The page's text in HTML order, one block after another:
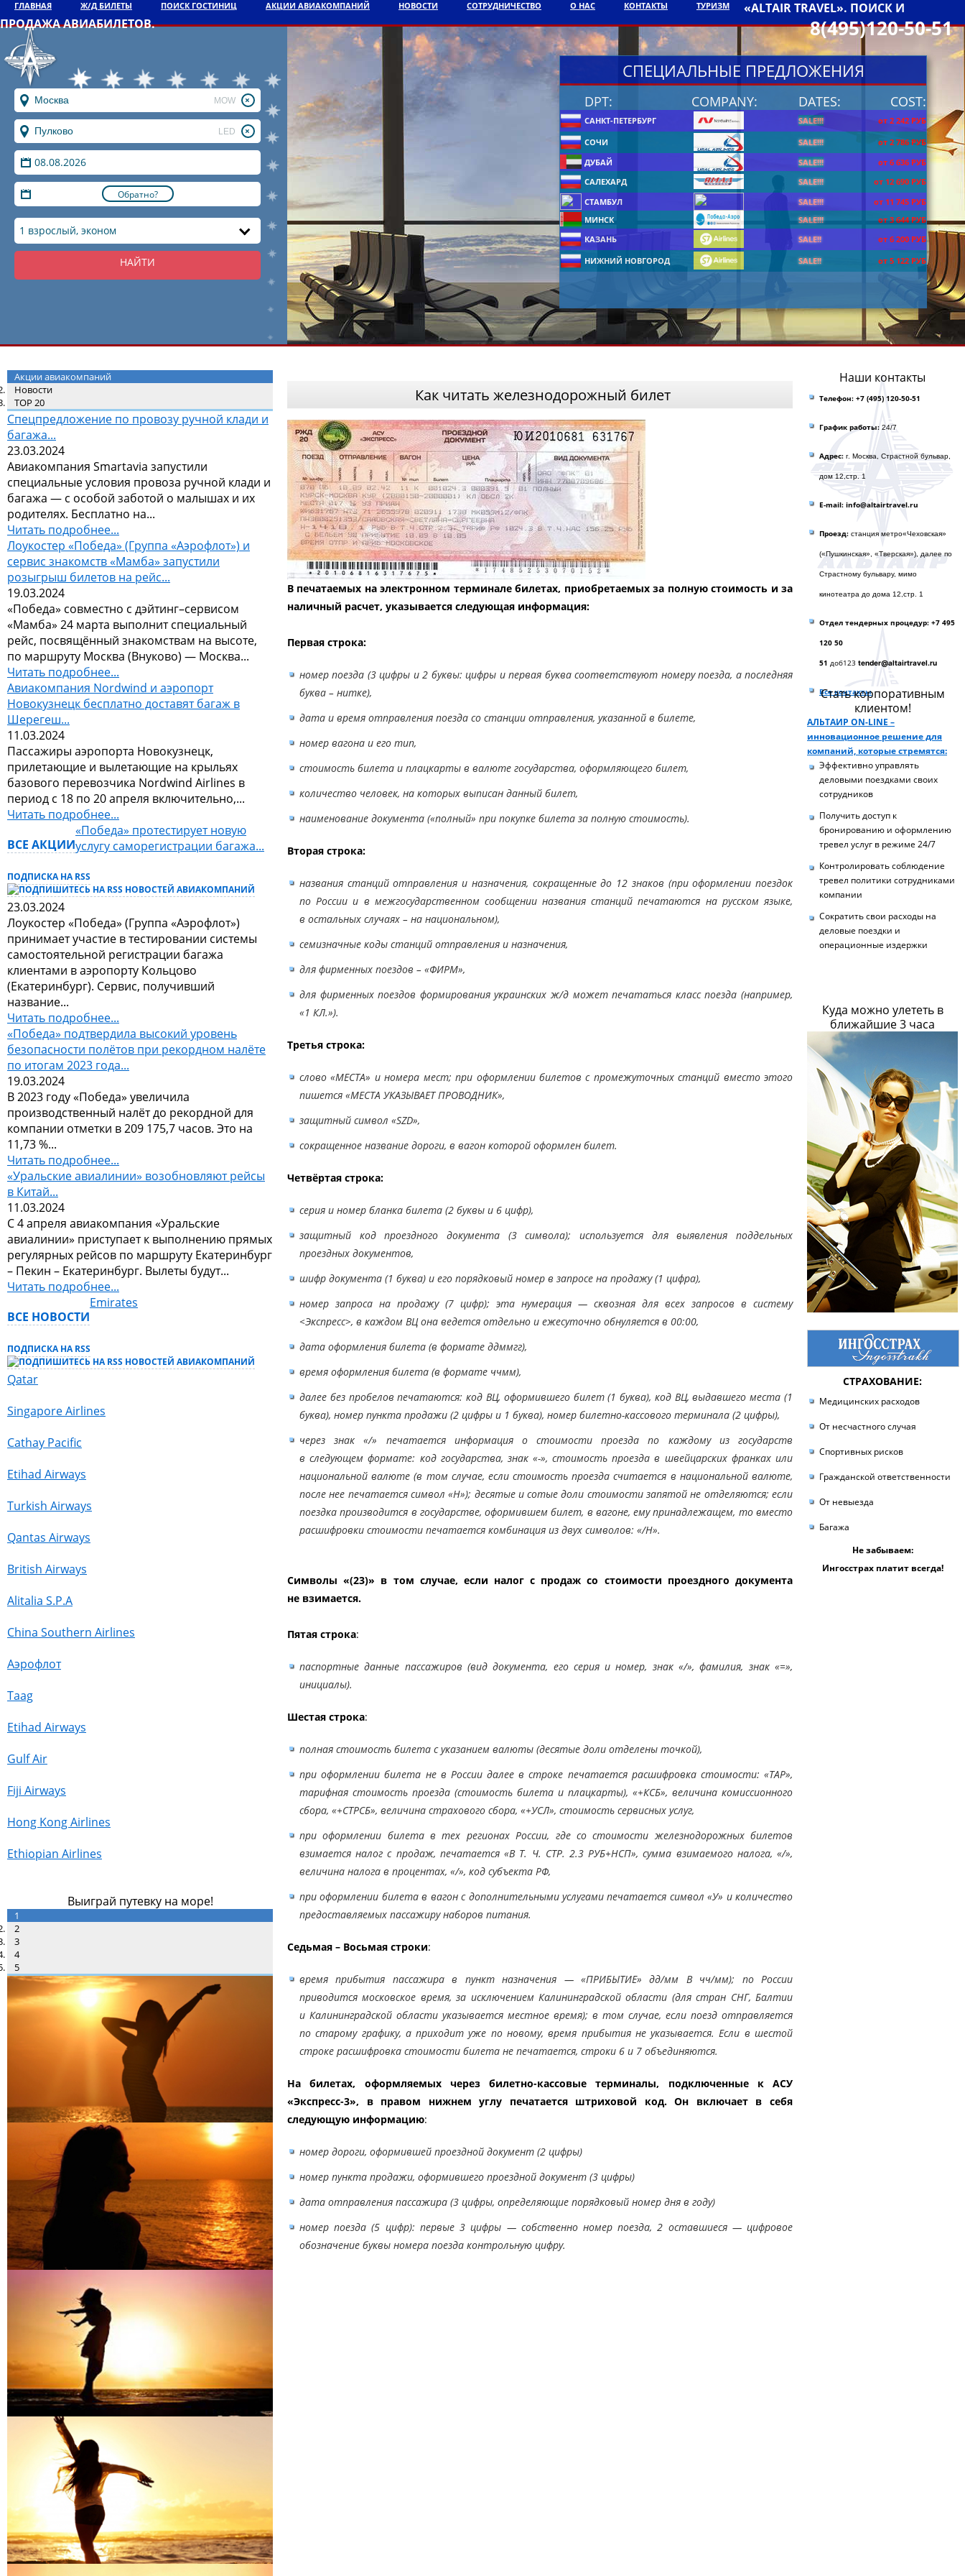
ГЛАВНАЯ Ж/Д БИЛЕТЫ ПОИСК ГОСТИНИЦ АКЦИИ АВИАКОМПАНИЙ НОВОСТИ СОТРУДНИЧЕСТВО О НАС КОНТАКТЫ ТУРИЗМ
«ALTAIR TRAVEL». ПОИСК И
ПРОДАЖА АВИАБИЛЕТОВ.
8(495)120-50-51
MOW
LED
Обратно?
1 взрослый, эконом
НАЙТИ
СПЕЦИАЛЬНЫЕ ПРЕДЛОЖЕНИЯ
DPT: COMPANY: DATES: COST:
САНКТ-ПЕТЕРБУРГ SALE!!!
от 2 242 РУБ
СОЧИ
SALE!!!
от 2 786 РУБ
ДУБАЙ
SALE!!!
от 6 636 РУБ
САЛЕХАРД
SALE!!!
от 12 690 РУБ
СТАМБУЛ
SALE!!!
от 11 745 РУБ
МИНСК
SALE!!!
от 3 644 РУБ
КАЗАНЬ
SALE!!
от 6 200 РУБ
НИЖНИЙ НОВГОРОД
SALE!! от 5 122 РУБ
Как читать железнодорожный билет
В печатаемых на электронном терминале билетах, приобретаемых за полную стоимость и за
наличный расчет, указывается следующая информация:
Первая строка:
номер поезда (3 цифры и 2 буквы: цифры и первая буква соответствуют номеру поезда, а последняя
буква – нитке),
дата и время отправления поезда со станции отправления, указанной в билете,
номер вагона и его тип,
стоимость билета и плацкарты в валюте государства, оформляющего билет,
количество человек, на которых выписан данный билет,
наименование документа («полный» при покупке билета за полную стоимость).
Вторая строка:
названия станций отправления и назначения, сокращенные до 12 знаков (при оформлении поездок
по России и в межгосударственном сообщении названия станций печатаются на русском языке,
в остальных случаях – на национальном),
семизначные коды станций отправления и назначения,
для фирменных поездов – «ФИРМ»,
для фирменных поездов формирования украинских ж/д может печататься класс поезда (например,
«1 КЛ.»).
Третья строка:
слово «МЕСТА» и номера мест; при оформлении билетов с промежуточных станций вместо этого
пишется «МЕСТА УКАЗЫВАЕТ ПРОВОДНИК»,
защитный символ «SZD»,
сокращенное название дороги, в вагон которой оформлен билет.
Четвёртая строка:
серия и номер бланка билета (2 буквы и 6 цифр),
защитный код проездного документа (3 символа); используется для выявления поддельных
проездных документов,
шифр документа (1 буква) и его порядковый номер в запросе на продажу (1 цифра),
номер запроса на продажу (7 цифр); эта нумерация — сквозная для всех запросов в систему
<Экспресс>, в каждом ВЦ она ведется отдельно и ежесуточно обнуляется в 00:00,
дата оформления билета (в формате ддммгг),
время оформления билета (в формате ччмм),
далее без пробелов печатаются: код ВЦ, оформившего билет (1 буква), код ВЦ, выдавшего места (1
буква), номер пункта продажи (2 цифры и 1 буква), номер билетно-кассового терминала (2 цифры),
через знак «/» печатается информация о стоимости проезда по каждому из государств
в следующем формате: код государства, знак «-», стоимость проезда в швейцарских франках или
национальной валюте (в том случае, если стоимость проезда считается в национальной валюте,
после нее печатается символ «Н»); десятые и сотые доли стоимости запятой не отделяются; если
поездка производится в государстве, оформившем билет, в вагоне, ему принадлежащем, то вместо
расшифровки стоимости печатается комбинация из двух символов: «/Н».
Символы «(23)» в том случае, если налог с продаж со стоимости проездного документа
не взимается.
Пятая строка:
паспортные данные пассажиров (вид документа, его серия и номер, знак «/», фамилия, знак «=»,
инициалы).
Шестая строка:
полная стоимость билета с указанием валюты (десятые доли отделены точкой),
при оформлении билета не в России далее в строке печатается расшифровка стоимости: «ТАР»,
тарифная стоимость проезда (стоимость билета и плацкарты), «+КСБ», величина комиссионного
сбора, «+СТРСБ», величина страхового сбора, «+УСЛ», стоимость сервисных услуг,
при оформлении билета в тех регионах России, где со стоимости железнодорожных билетов
взимается налог с продаж, печатается «В Т. Ч. СТР. 2.3 РУБ+НСП», сумма взимаемого налога, «/»,
величина налога в процентах, «/», код субъекта РФ,
при оформлении билета в вагон с дополнительными услугами печатается символ «У» и количество
предоставляемых пассажиру наборов питания.
Седьмая – Восьмая строки:
время прибытия пассажира в пункт назначения — «ПРИБЫТИЕ» дд/мм В чч/мм); по России
приводится московское время, за исключением Калининградской области (для стран СНГ, Балтии
и Калининградской области указывается местное время); в том случае, если поезд отправляется
по старому графику, а приходит уже по новому, время прибытия не указывается. Если в шестой
строке расшифровка стоимости билета не печатается, строки 6 и 7 объединяются.
На билетах, оформляемых через билетно-кассовые терминалы, подключенные к АСУ
«Экспресс-3», в правом нижнем углу печатается штриховой код. Он включает в себя
следующую информацию:
номер дороги, оформившей проездной документ (2 цифры)
номер пункта продажи, оформившего проездной документ (3 цифры)
дата отправления пассажира (3 цифры, определяющие порядковый номер дня в году)
номер поезда (5 цифр): первые 3 цифры — собственно номер поезда, 2 оставшиеся — цифровое
обозначение буквы номера поезда контрольную цифру.
Наши контакты
Телефон: +7 (495) 120-50-51
График работы: 24/7
Адрес: г. Москва, Страстной бульвар,
дом 12,стр. 1
E-mail: info@altairtravel.ru
Проезд: станция метро«Чеховская»
(«Пушкинская», «Тверская»), далее по
Страстному бульвару, мимо
кинотеатра до домa 12,стр. 1
Отдел тендерных процедур: +7 495
120 50
51 доб123 tender@altairtravel.ru
Все контакты
Стать корпоративным
клиентом!
АЛЬТАИР ON-LINE –
инновационное решение для
компаний, которые стремятся:
Эффективно управлять
деловыми поездками своих
сотрудников
Получить доступ к
бронированию и оформлению
тревел услуг в режиме 24/7
Контролировать соблюдение
тревел политики сотрудниками
компании
Сократить свои расходы на
деловые поездки и
операционные издержки
Куда можно улететь в
ближайшие 3 часа
СТРАХОВАНИЕ:
Медицинских расходов
От несчастного случая
Спортивных рисков
Гражданской ответственности
От невыезда
Багажа
Не забываем:
Ингосстрах платит всегда!
Акции авиакомпаний
Новости
TOP 20
Спецпредложение по провозу ручной клади и
багажа...
23.03.2024
Авиакомпания Smartavia запустили
специальные условия провоза ручной клади и
багажа — с особой заботой о малышах и их
родителях. Бесплатно на...
Читать подробнее...
Лоукостер «Победа» (Группа «Аэрофлот») и
сервис знакомств «Мамба» запустили
розыгрыш билетов на рейс...
19.03.2024
«Победа» совместно с дэйтинг–сервисом
«Мамба» 24 марта выполнит специальный
рейс, посвящённый знакомствам на высоте,
по маршруту Москва (Внуково) — Москва...
Читать подробнее...
Авиакомпания Nordwind и аэропорт
Новокузнецк бесплатно доставят багаж в
Шерегеш...
11.03.2024
Пассажиры аэропорта Новокузнецк,
прилетающие и вылетающие на крыльях
базового перевозчика Nordwind Airlines в
период с 18 по 20 апреля включительно,...
Читать подробнее...
ВСЕ АКЦИИ
ПОДПИСКА НА RSS
«Победа» протестирует новую
услугу саморегистрации багажа...
23.03.2024
Лоукостер «Победа» (Группа «Аэрофлот»)
принимает участие в тестировании системы
самостоятельной регистрации багажа
клиентами в аэропорту Кольцово
(Екатеринбург). Сервис, получивший
название...
Читать подробнее...
«Победа» подтвердила высокий уровень
безопасности полётов при рекордном налёте
по итогам 2023 года...
19.03.2024
В 2023 году «Победа» увеличила
производственный налёт до рекордной для
компании отметки в 209 175,7 часов. Это на
11,73 %...
Читать подробнее...
«Уральские авиалинии» возобновляют рейсы
в Китай...
11.03.2024
С 4 апреля авиакомпания «Уральские
авиалинии» приступает к выполнению прямых
регулярных рейсов по маршруту Екатеринбург
– Пекин – Екатеринбург. Вылеты будут...
Читать подробнее...
ВСЕ НОВОСТИ
ПОДПИСКА НА RSS
Emirates
Qatar
Singapore Airlines
Сathay Pacific
Etihad Airways
Turkish Airways
Qantas Airways
British Airways
Alitalia S.P.A
China Southern Airlines
Аэрофлот
Taag
Etihad Airways
Gulf Air
Fiji Airways
Hong Kong Airlines
Ethiopian Airlines
Выиграй путевку на море!
1
2
3
4
5